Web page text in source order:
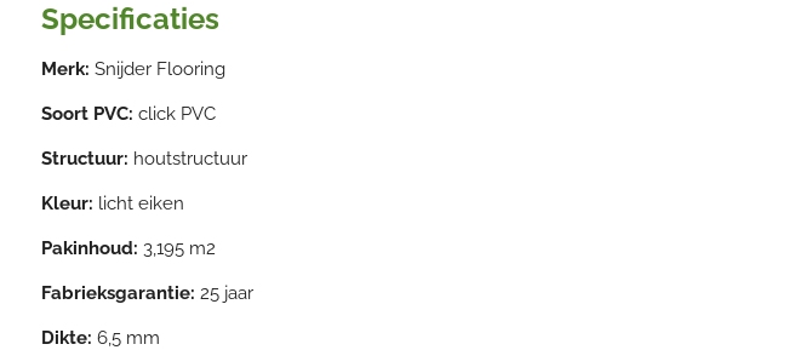
Specificaties
Merk: Snijder Flooring
Soort PVC: click PVC
Structuur: houtstructuur
Kleur: licht eiken
Pakinhoud: 3,195 m2
Fabrieksgarantie: 25 jaar
Dikte: 6,5 mm